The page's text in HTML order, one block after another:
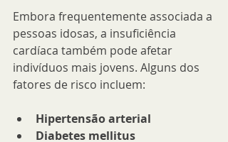
Embora frequentemente associada a
pessoas idosas, a insuficiência
cardíaca também pode afetar
indivíduos mais jovens. Alguns dos
fatores de risco incluem:
Hipertensão arterial
Diabetes mellitus